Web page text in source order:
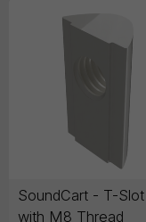
SoundCart - T-
with M8 Thread